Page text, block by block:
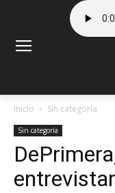
Inicio Sin categoría
Sin categoría